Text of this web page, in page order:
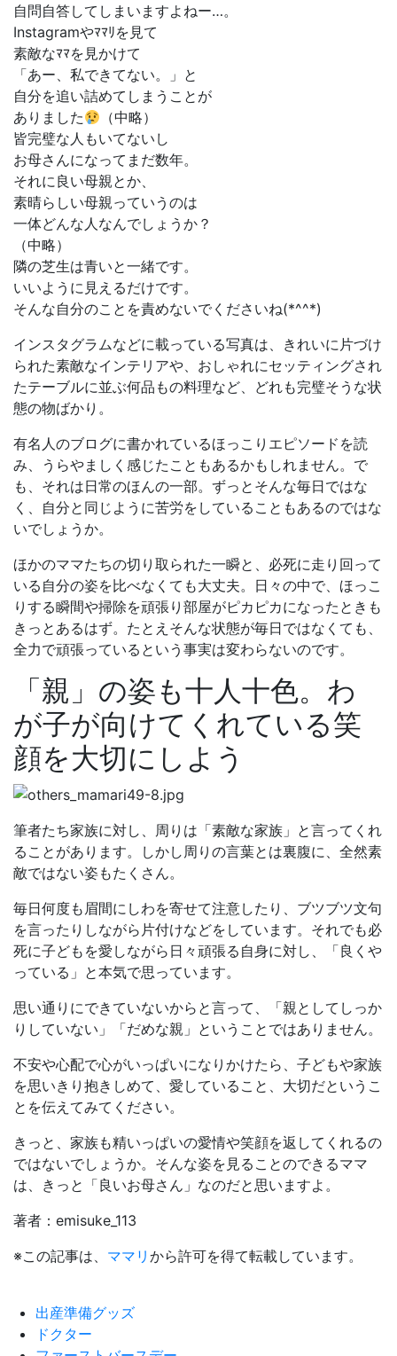
自問自答してしまいますよねー…。
Instagramやﾏﾏﾘを見て
素敵なﾏﾏを見かけて
「あー、私できてない。」と
自分を追い詰めてしまうことが
ありました
（中略）
皆完璧な人もいてないし
お母さんになってまだ数年。
それに良い母親とか、
素晴らしい母親っていうのは
一体どんな人なんでしょうか？
（中略）
隣の芝生は青いと一緒です。
いいように見えるだけです。
そんな自分のことを責めないでくださいね(*^^*)
インスタグラムなどに載っている写真は、きれいに片づけ
られた素敵なインテリアや、おしゃれにセッティングされ
たテーブルに並ぶ何品もの料理など、どれも完璧そうな状
態の物ばかり。
有名人のブログに書かれているほっこりエピソードを読
み、うらやましく感じたこともあるかもしれません。で
も、それは日常のほんの一部。ずっとそんな毎日ではな
く、自分と同じように苦労をしていることもあるのではな
いでしょうか。
ほかのママたちの切り取られた一瞬と、必死に走り回って
いる自分の姿を比べなくても大丈夫。日々の中で、ほっこ
りする瞬間や掃除を頑張り部屋がピカピカになったときも
きっとあるはず。たとえそんな状態が毎日ではなくても、
全力で頑張っているという事実は変わらないのです。
「親」の姿も十人十色。わ
が子が向けてくれている笑
顔を大切にしよう
筆者たち家族に対し、周りは「素敵な家族」と言ってくれ
ることがあります。しかし周りの言葉とは裏腹に、全然素
敵ではない姿もたくさん。
毎日何度も眉間にしわを寄せて注意したり、ブツブツ文句
を言ったりしながら片付けなどをしています。それでも必
死に子どもを愛しながら日々頑張る自身に対し、「良くや
っている」と本気で思っています。
思い通りにできていないからと言って、「親としてしっか
りしていない」「だめな親」ということではありません。
不安や心配で心がいっぱいになりかけたら、子どもや家族
を思いきり抱きしめて、愛していること、大切だというこ
とを伝えてみてください。
きっと、家族も精いっぱいの愛情や笑顔を返してくれるの
ではないでしょうか。そんな姿を見ることのできるママ
は、きっと「良いお母さん」なのだと思いますよ。
著者：emisuke_113
※この記事は、 ママリ から許可を得て転載しています。
出産準備グッズ
ドクター